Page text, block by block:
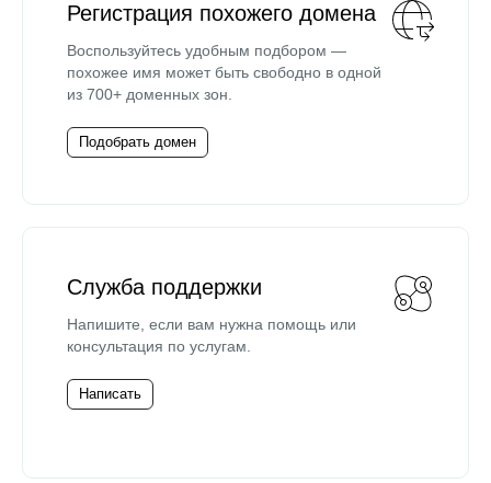
Регистрация похожего домена
Воспользуйтесь удобным подбором —
похожее имя может быть свободно в одной
из 700+ доменных зон.
Подобрать домен
Служба поддержки
Напишите, если вам нужна помощь или
консультация по услугам.
Написать